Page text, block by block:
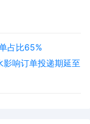
占比65%
响订单投递期延至